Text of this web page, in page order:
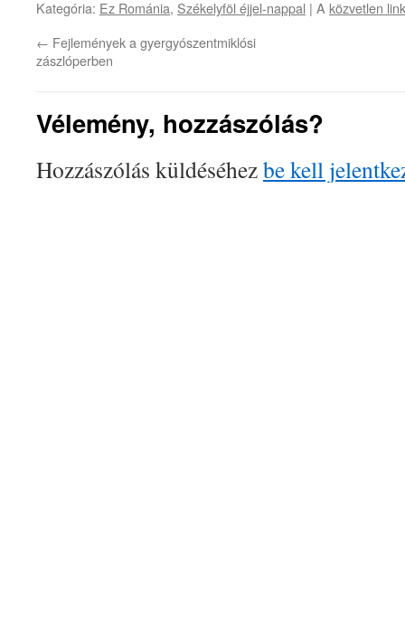
Kategória: Ez Románia, Székelyföl éjjel-nappal | A közvetlen link
← Fejlemények a gyergyószentmiklósi
zászlóperben
Vélemény, hozzászólás?
Hozzászólás küldéséhezbe kell